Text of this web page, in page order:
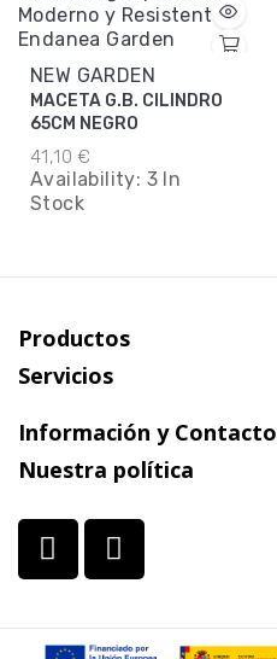
NEW GARDEN
MACETA G.B. CILINDRO
65CM NEGRO
41,10 €
Availability: 3 In
Stock
Productos
Servicios
Información y Contacto
Nuestra política